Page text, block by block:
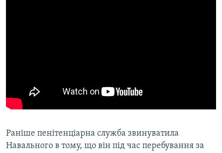
Раніше пенітенціарна служба звинуватила
Навального в тому, що він під час перебування за